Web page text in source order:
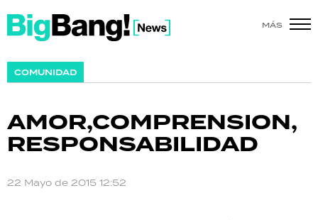
MÁS
COMUNIDAD
AMOR,COMPRENSION,
RESPONSABILIDAD
22 Mayo de 2015 12:52
SHOW
ACTUALIDAD